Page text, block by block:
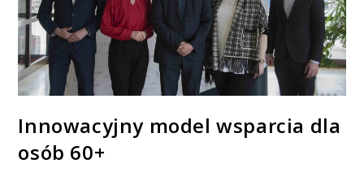
Innowacyjny model wsparcia dla
osób 60+